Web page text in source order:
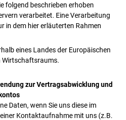
folgend beschrieben erhoben
verarbeitet. Eine Verarbeitung
in dem hier erläuterten Rahmen
eines Landes der Europäischen
Wirtschaftsraums.
zur Vertragsabwicklung und
Daten, wenn Sie uns diese im
Kontaktaufnahme mit uns (z.B.